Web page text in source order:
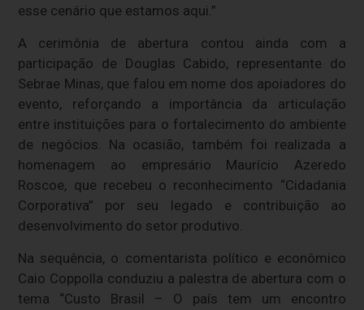
esse cenário que estamos aqui.”
A cerimônia de abertura contou ainda com a
participação de Douglas Cabido, representante do
Sebrae Minas, que falou em nome dos apoiadores do
evento, reforçando a importância da articulação
entre instituições para o fortalecimento do ambiente
de negócios. Na ocasião, também foi realizada a
homenagem ao empresário Maurício Azeredo
Roscoe, que recebeu o reconhecimento “Cidadania
Corporativa” por seu legado e contribuição ao
desenvolvimento do setor produtivo.
Na sequência, o comentarista político e econômico
Caio Coppolla conduziu a palestra de abertura com o
tema “Custo Brasil – O país tem um encontro